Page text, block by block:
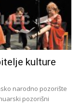
kulture
narodno pozorište
pozorišni